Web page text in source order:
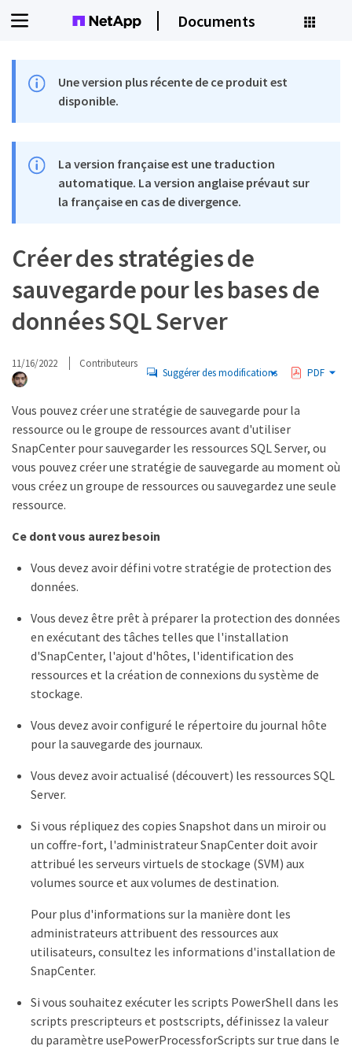
Documents
Une version plus récente de ce produit est
disponible.
La version française est une traduction
automatique. La version anglaise prévaut sur
la française en cas de divergence.
Créer des stratégies de
sauvegarde pour les bases de
données SQL Server
11/16/2022 Contributeurs
Suggérer des modifications PDF
Vous pouvez créer une stratégie de sauvegarde pour la
ressource ou le groupe de ressources avant d'utiliser
SnapCenter pour sauvegarder les ressources SQL Server, ou
vous pouvez créer une stratégie de sauvegarde au moment où
vous créez un groupe de ressources ou sauvegardez une seule
ressource.
Ce dont vous aurez besoin
Vous devez avoir défini votre stratégie de protection des
données.
Vous devez être prêt à préparer la protection des données
en exécutant des tâches telles que l'installation
d'SnapCenter, l'ajout d'hôtes, l'identification des
ressources et la création de connexions du système de
stockage.
Vous devez avoir configuré le répertoire du journal hôte
pour la sauvegarde des journaux.
Vous devez avoir actualisé (découvert) les ressources SQL
Server.
Si vous répliquez des copies Snapshot dans un miroir ou
un coffre-fort, l'administrateur SnapCenter doit avoir
attribué les serveurs virtuels de stockage (SVM) aux
volumes source et aux volumes de destination.
Pour plus d'informations sur la manière dont les
administrateurs attribuent des ressources aux
utilisateurs, consultez les informations d'installation de
SnapCenter.
Si vous souhaitez exécuter les scripts PowerShell dans les
scripts prescripteurs et postscripts, définissez la valeur
du paramètre usePowerProcessforScripts sur true dans le